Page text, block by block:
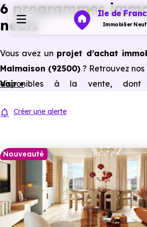
Ile de
Immobilier Neuf
Programmes neufs
Actualités
Ressources
Financer
6 programmes
neufs
Vous avez un projet d’achat
Malmaison (92500) ? Retrouvez nos
disponibles à la vente, dont
prix promoteuret
à Rueil-Malmaison (92500),
bénéficier des avantages du neuf :
dans certains cas, frais de
performances énergétiques,
Voir +
Créer une alerte
Nouveauté